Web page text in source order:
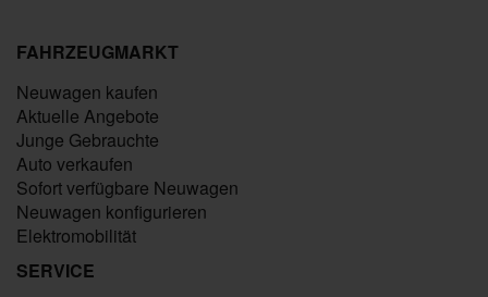
FAHRZEUGMARKT
Neuwagen kaufen
Aktuelle Angebote
Junge Gebrauchte
Auto verkaufen
Sofort verfügbare Neuwagen
Neuwagen konfigurieren
Elektromobilität
SERVICE